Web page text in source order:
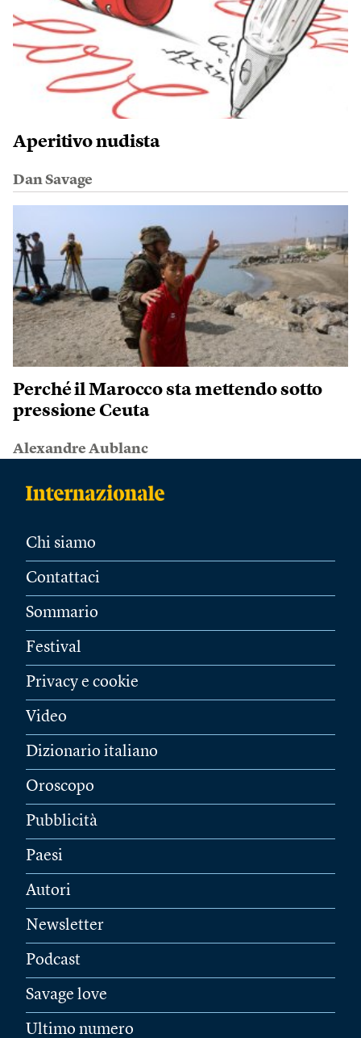
Aperitivo nudista
Dan Savage
Perché il Marocco sta mettendo sotto
pressione Ceuta
Alexandre Aublanc
Chi siamo
Contattaci
Sommario
Festival
Privacy e cookie
Video
Dizionario italiano
Oroscopo
Pubblicità
Paesi
Autori
Newsletter
Podcast
Savage love
Ultimo numero